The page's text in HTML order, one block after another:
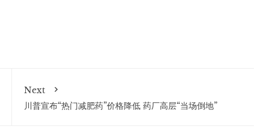
Next
川普宣布“热门减肥药”价格降低 药厂高层“当场倒地”